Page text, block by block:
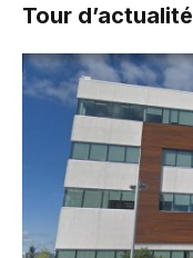
Tour d’actualité